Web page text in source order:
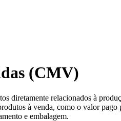
(CMV)
diretamente relacionados à
à venda, como o valor
e embalagem.